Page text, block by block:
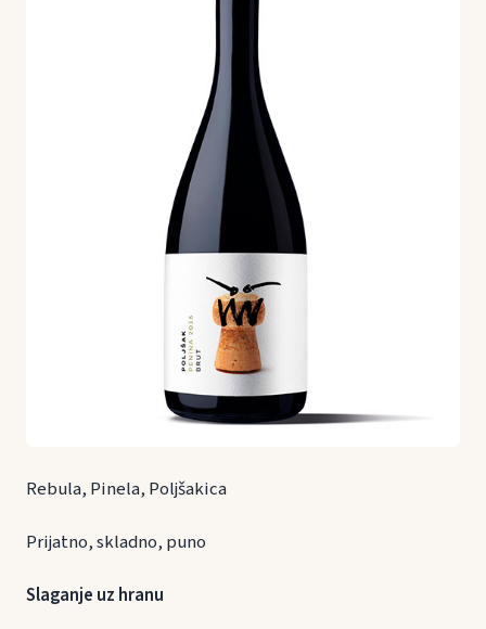
Rebula, Pinela, Poljšakica
Prijatno, skladno, puno
Slaganje uz hranu